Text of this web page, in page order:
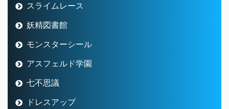
スライムレース
妖精図書館
モンスターシール
アスフェルド学園
七不思議
ドレスアップ